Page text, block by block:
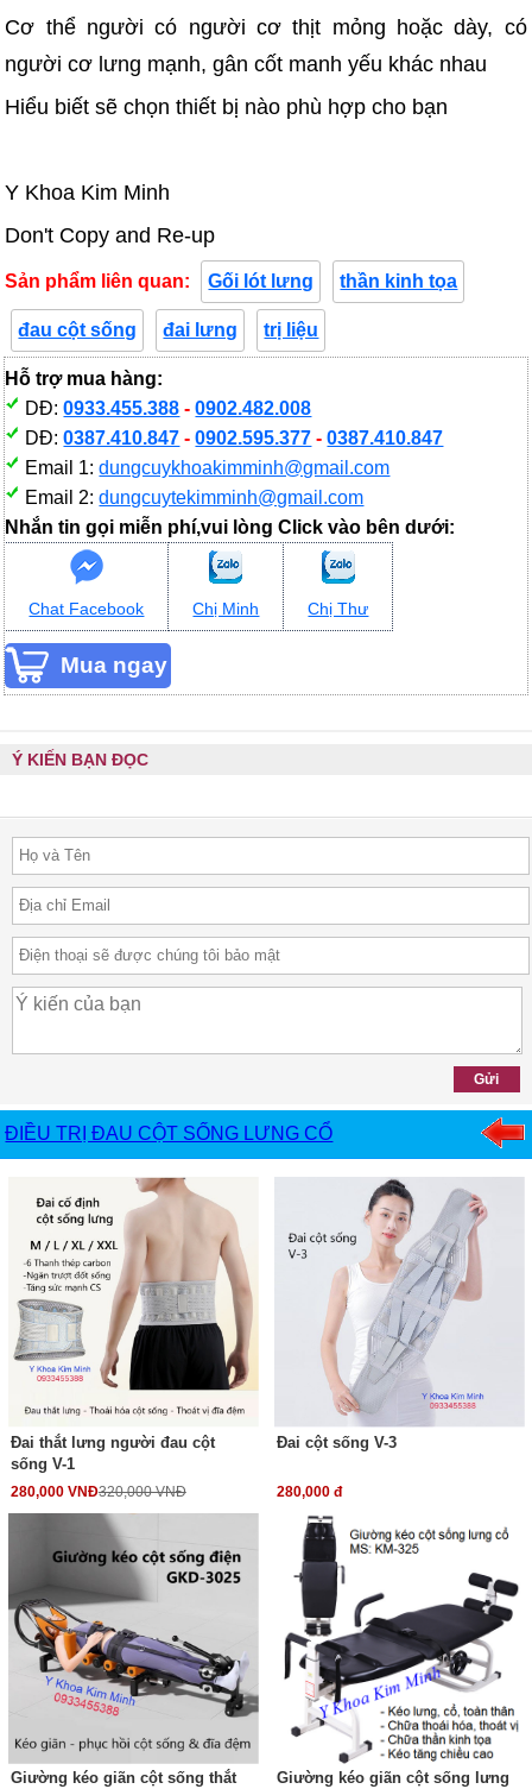
Cơ thể người có người cơ thịt mỏng hoặc dày, có
người cơ lưng mạnh, gân cốt manh yếu khác nhau
Hiểu biết sẽ chọn thiết bị nào phù hợp cho bạn
Y Khoa Kim Minh
Don't Copy and Re-up
Sản phẩm liên quan: Gối lót lưng thần kinh tọa
đau cột sống đai lưng trị liệu
Hỗ trợ mua hàng:
DĐ:0933.455.388 -0902.482.008
DĐ:0387.410.847 -0902.595.377 -0387.410.847
Email 1:dungcuykhoakimminh@gmail.com
Email 2:dungcuytekimminh@gmail.com
Nhắn tin gọi miễn phí,vui lòng Click vào bên dưới:
Chat Facebook Chị Minh Chị Thư
Ý KIẾN BẠN ĐỌC
ĐIỀU TRỊ ĐAU CỘT SỐNG LƯNG CỔ
Đai thắt lưng người đau cột
sống V-1
280,000 VNĐ320,000 VNĐ
Đai cột sống V-3
280,000 đ
Giường kéo giãn cột sống thắt Giường kéo giãn cột sống lưng